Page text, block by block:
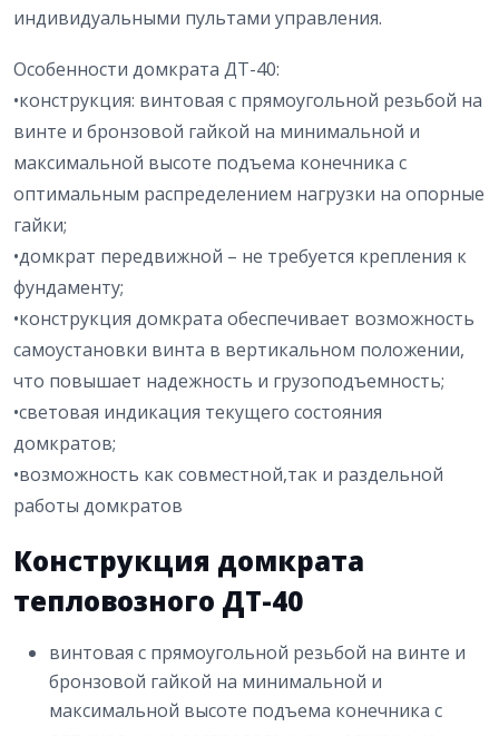
индивидуальными пультами управления.
Особенности домкрата ДТ-40:
•конструкция: винтовая с прямоугольной резьбой на
винте и бронзовой гайкой на минимальной и
максимальной высоте подъема конечника с
оптимальным распределением нагрузки на опорные
гайки;
•домкрат передвижной – не требуется крепления к
фундаменту;
•конструкция домкрата обеспечивает возможность
самоустановки винта в вертикальном положении,
что повышает надежность и грузоподъемность;
•cветовая индикация текущего состояния
домкратов;
•возможность как совместной,так и раздельной
работы домкратов
Конструкция домкрата
тепловозного ДТ-40
винтовая с прямоугольной резьбой на винте и
бронзовой гайкой на минимальной и
максимальной высоте подъема конечника с